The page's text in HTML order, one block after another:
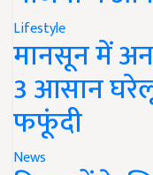
Lifestyle
मानसून में
3 आसान
फफूंदी
News